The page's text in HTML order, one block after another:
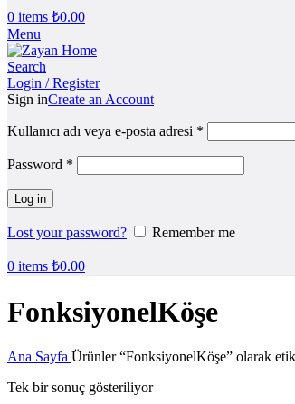
0 items ₺0.00
Menu
Search
Login / Register
Sign inCreate an Account
Kullanıcı adı veya e-posta adresi *
Password *
Log in
Lost your password? Remember me
0 items ₺0.00
FonksiyonelKöşe
Ana Sayfa Ürünler “FonksiyonelKöşe” olarak
Tek bir sonuç gösteriliyor